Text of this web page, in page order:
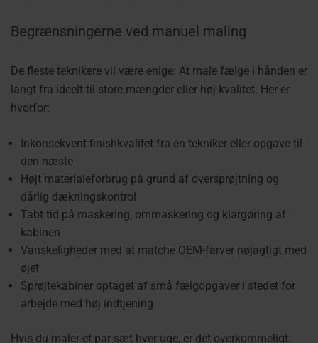
Begrænsningerne ved manuel maling
De fleste teknikere vil være enige: At male fælge i hånden er
langt fra ideelt til store mængder eller høj kvalitet. Her er
hvorfor:
Inkonsekvent finishkvalitet fra én tekniker eller opgave til
den næste
Højt materialeforbrug på grund af oversprøjtning og
dårlig dækningskontrol
Tabt tid på maskering, ommaskering og klargøring af
kabinen
Vanskeligheder med at matche OEM-farver nøjagtigt med
øjet
Sprøjtekabiner optaget af små fælgopgaver i stedet for
arbejde med høj indtjening
Hvis du maler et par sæt hver uge, er det overkommeligt.